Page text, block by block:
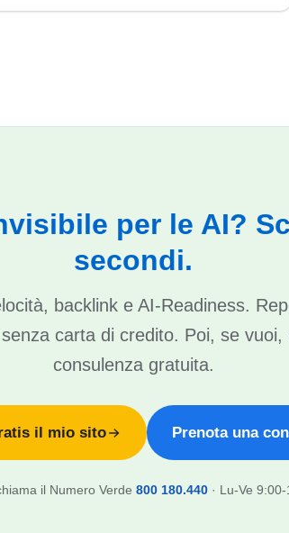
per le AI?
secondi.
backlink e AI-Readiness.
carta di credito. Poi, se
consulenza gratuita.
il mio sito Prenota una
il Numero Verde 800 180.440· Lu-Ve 9:00-